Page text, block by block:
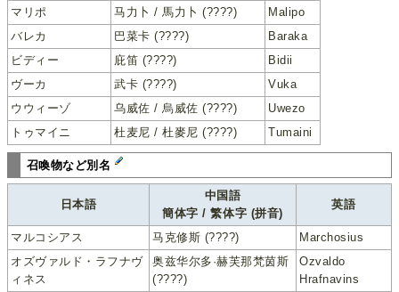
マリポ
马力卜 / 馬力卜 (????)
Malipo
バレカ
巴菜卡 (????)
Baraka
ビディー
庇笛 (????)
Bidii
ヴーカ
武卡 (????)
Vuka
ウウィーゾ
乌威佐 / 烏威佐 (????)
Uwezo
トゥマイニ
杜麦尼 / 杜麥尼 (????) Tumaini
召喚物など別名
日本語
中国語
簡体字 / 繁体字 (拼音)
英語
マルコシアス 马克修斯 (????)
Marchosius
オズヴァルド・ラフナヴ
ィネス
奥兹华尔多·赫芙那梵茵斯
(????)
Ozvaldo
Hrafnavins